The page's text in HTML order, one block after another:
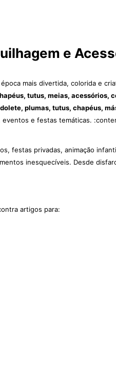
e
mais divertida, colorida e
tutus, meias, acessórios,
plumas, tutus, chapéus,
e festas temáticas.
festas privadas, animação
inesquecíveis. Desde
artigos para: